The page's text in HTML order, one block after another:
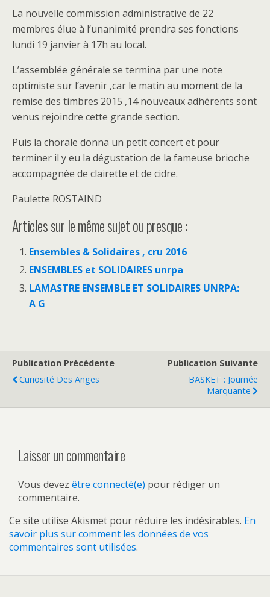
La nouvelle commission administrative de 22
membres élue à l’unanimité prendra ses fonctions
lundi 19 janvier à 17h au local.
L’assemblée générale se termina par une note
optimiste sur l’avenir ,car le matin au moment de la
remise des timbres 2015 ,14 nouveaux adhérents sont
venus rejoindre cette grande section.
Puis la chorale donna un petit concert et pour
terminer il y eu la dégustation de la fameuse brioche
accompagnée de clairette et de cidre.
Paulette ROSTAIND
Articles sur le même sujet ou presque :
Ensembles & Solidaires , cru 2016
ENSEMBLES et SOLIDAIRES unrpa
LAMASTRE ENSEMBLE ET SOLIDAIRES UNRPA:
A G
Publication Précédente
Curiosité Des Anges
Publication Suivante
BASKET : Journée
Marquante
Laisser un commentaire
Vous devez être connecté(e) pour rédiger un
commentaire.
Ce site utilise Akismet pour réduire les indésirables. En
savoir plus sur comment les données de vos
commentaires sont utilisées.